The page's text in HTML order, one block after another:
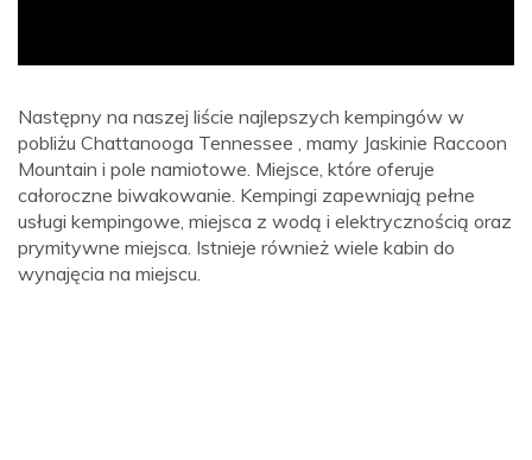
Następny na naszej liście najlepszych kempingów w
pobliżu Chattanooga Tennessee , mamy Jaskinie Raccoon
Mountain i pole namiotowe. Miejsce, które oferuje
całoroczne biwakowanie. Kempingi zapewniają pełne
usługi kempingowe, miejsca z wodą i elektrycznością oraz
prymitywne miejsca. Istnieje również wiele kabin do
wynajęcia na miejscu.